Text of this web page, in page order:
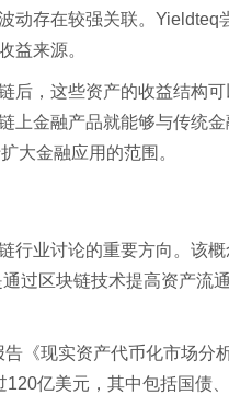
动存在较强关联。Yieldteq
益来源。
后，这些资产的收益结构
上金融产品就能够与传统
大金融应用的范围。
行业讨论的重要方向。该
过区块链技术提高资产流
《现实资产代币化市场分
亿美元，其中包括国债